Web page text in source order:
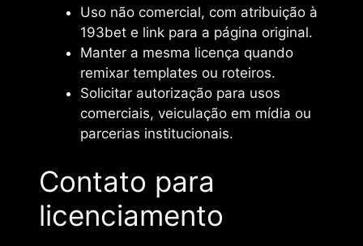
Uso não comercial, com atribuição à
193bet e link para a página original.
Manter a mesma licença quando
remixar templates ou roteiros.
Solicitar autorização para usos
comerciais, veiculação em mídia ou
parcerias institucionais.
Contato para
licenciamento